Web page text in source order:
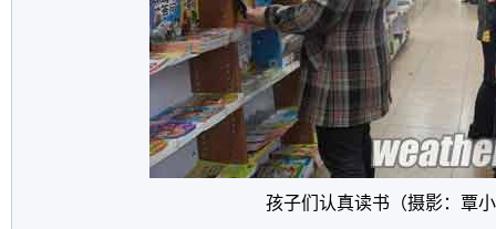
孩子们认真读书（摄影：覃